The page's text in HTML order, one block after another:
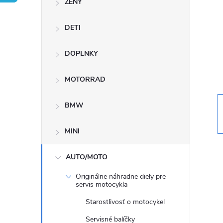
DETI
DOPLNKY
MOTORRAD
BMW
MINI
AUTO/MOTO
Originálne náhradne diely pre
servis motocykla
Starostlivosť o motocykel
Servisné balíčky